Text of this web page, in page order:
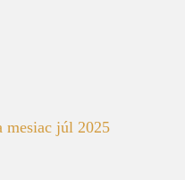
mesiac júl 2025